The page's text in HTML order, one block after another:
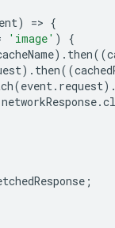
) => {
'image' )
{
). then((
). then((
(event. request
networkResponse.
;